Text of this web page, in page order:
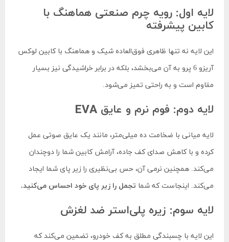
لایه اول: رویه چرم صنعتی هماهنگ با
کابین پیشرفته
این لایه نه تنها ظاهری فوق‌العاده شیک و هماهنگ با کابین لوکس
آریزو 6 پرو به آن می‌بخشد، بلکه در برابر خراشیدگی نیز بسیار
مقاوم است و به راحتی تمیز می‌شود.
لایه دوم: فوم نرم و عایق EVA
لایه میانی با ضخامت ده میلی‌متر، مانند یک عایق صوتی عمل
کرده و با کاهش صدای کف جاده، آرامش کابین شما را دوچندان
می‌کند. همچنین نرمی آن، حس بی‌نظیری را زیر پای شما ایجاد
می‌کند. اینجاست که شما تجمل را زیر پای خود احساس می‌کنید.
لایه سوم: زیره پلی‌استر ضد لغزش
این لایه با چسبندگی مطلق به کف خودرو، تضمین می‌کند که